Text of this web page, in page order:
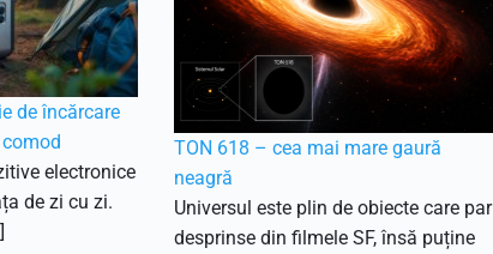
de încărcare
electronice
de zi cu zi.
TON 618 – cea mai mare gaură
neagră
Universul este plin de obiecte care par
desprinse din filmele SF, însă puține